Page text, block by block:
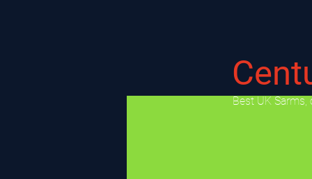
​Best UK